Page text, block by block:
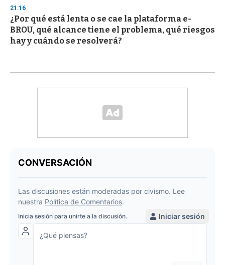
21:16
¿Por qué está lenta o se cae la plataforma e-
BROU, qué alcance tiene el problema, qué riesgos
hay y cuándo se resolverá?